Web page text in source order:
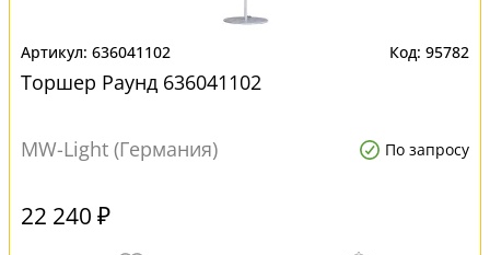
636041102 95782
Торшер Раунд 636041102
MW-Light (Германия) По запросу
22 240 ₽